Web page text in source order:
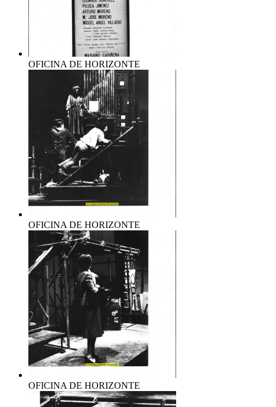
OFICINA DE HORIZONTE
OFICINA DE HORIZONTE
OFICINA DE HORIZONTE